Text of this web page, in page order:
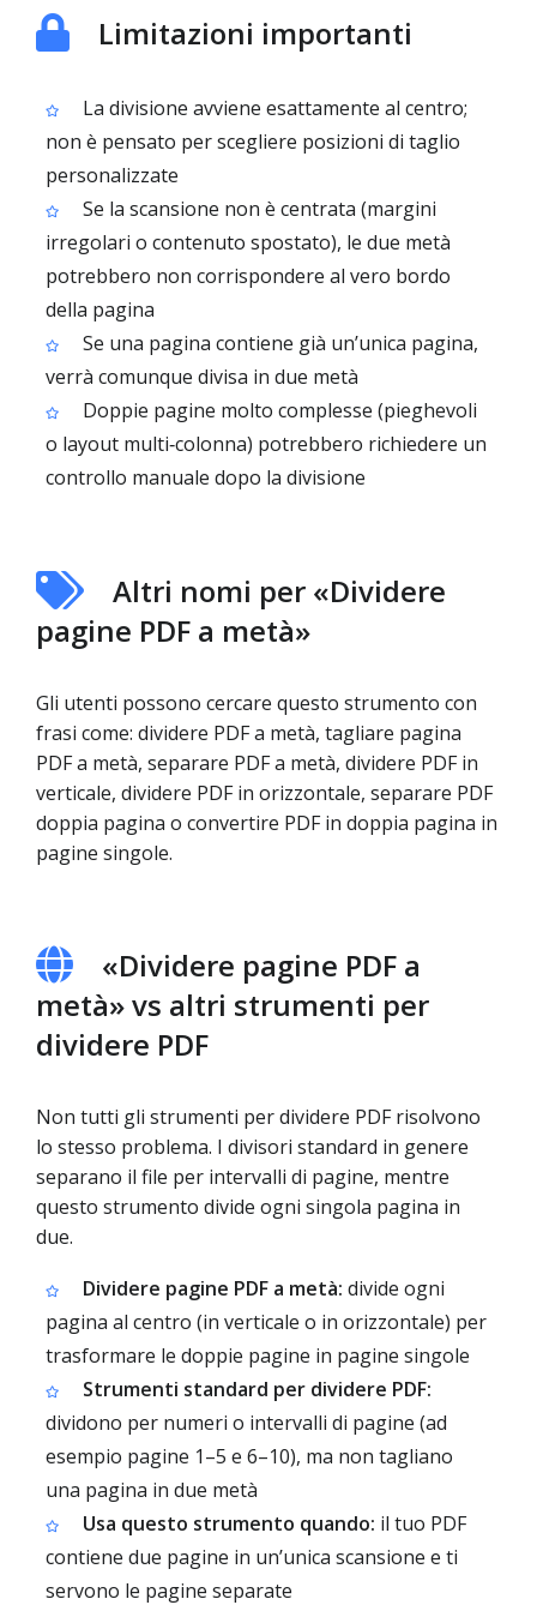
Limitazioni importanti
La divisione avviene esattamente al centro;
non è pensato per scegliere posizioni di taglio
personalizzate
Se la scansione non è centrata (margini
irregolari o contenuto spostato), le due metà
potrebbero non corrispondere al vero bordo
della pagina
Se una pagina contiene già un’unica pagina,
verrà comunque divisa in due metà
Doppie pagine molto complesse (pieghevoli
o layout multi‑colonna) potrebbero richiedere un
controllo manuale dopo la divisione
Altri nomi per «Dividere
pagine PDF a metà»
Gli utenti possono cercare questo strumento con
frasi come: dividere PDF a metà, tagliare pagina
PDF a metà, separare PDF a metà, dividere PDF in
verticale, dividere PDF in orizzontale, separare PDF
doppia pagina o convertire PDF in doppia pagina in
pagine singole.
«Dividere pagine PDF a
metà» vs altri strumenti per
dividere PDF
Non tutti gli strumenti per dividere PDF risolvono
lo stesso problema. I divisori standard in genere
separano il file per intervalli di pagine, mentre
questo strumento divide ogni singola pagina in
due.
Dividere pagine PDF a metà: divide ogni
pagina al centro (in verticale o in orizzontale) per
trasformare le doppie pagine in pagine singole
Strumenti standard per dividere PDF:
dividono per numeri o intervalli di pagine (ad
esempio pagine 1–5 e 6–10), ma non tagliano
una pagina in due metà
Usa questo strumento quando: il tuo PDF
contiene due pagine in un’unica scansione e ti
servono le pagine separate